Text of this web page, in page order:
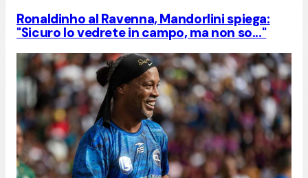
Ronaldinho al Ravenna, Mandorlini spiega:
"Sicuro lo vedrete in campo, ma non so..."